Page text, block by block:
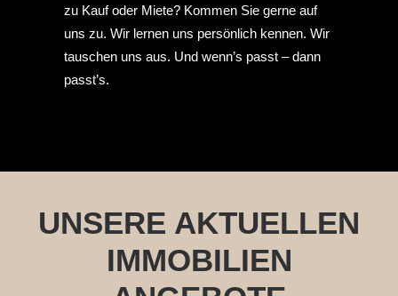
zu Kauf oder Miete? Kommen Sie gerne auf
uns zu. Wir lernen uns persönlich kennen. Wir
tauschen uns aus. Und wenn’s passt – dann
passt’s.
UNSERE AKTUELLEN
IMMOBILIEN